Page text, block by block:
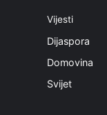
Vijesti
Dijaspora
Domovina
Svijet